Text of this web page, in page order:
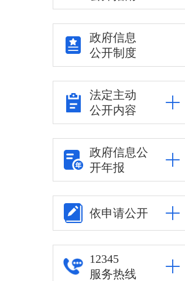
政府信息
公开制度
法定主动
公开内容
政府信息公
开年报
依申请公开
12345
服务热线